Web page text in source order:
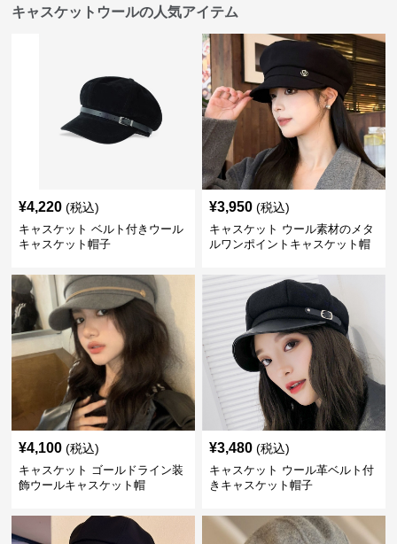
キャスケットウールの人気アイテム
¥4,220 (税込)
キャスケット ベルト付きウール
キャスケット帽子
¥3,950 (税込)
キャスケット ウール素材のメタ
ルワンポイントキャスケット帽
¥4,100 (税込)
キャスケット ゴールドライン装
飾ウールキャスケット帽
¥3,480 (税込)
キャスケット ウール革ベルト付
きキャスケット帽子